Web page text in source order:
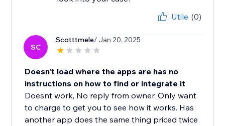
Utile (0)
SC
Scotttmele/ Jan 20, 2025
Doesn't load where the apps are has no
instructions on how to find or integrate it
Doesnt work, No reply from owner. Only want
to charge to get you to see how it works. Has
another app does the same thing priced twice